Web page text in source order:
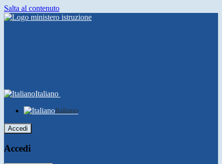
Salta al contenuto
Italiano
Italiano
Accedi
Accedi